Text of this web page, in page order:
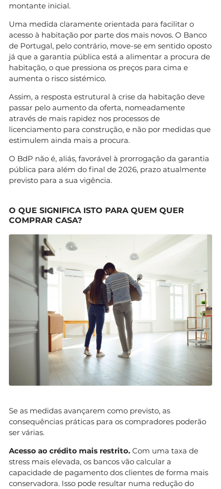
montante inicial.
Uma medida claramente orientada para facilitar o
acesso à habitação por parte dos mais novos. O Banco
de Portugal, pelo contrário, move-se em sentido oposto
já que a garantia pública está a alimentar a procura de
habitação, o que pressiona os preços para cima e
aumenta o risco sistémico.
Assim, a resposta estrutural à crise da habitação deve
passar pelo aumento da oferta, nomeadamente
através de mais rapidez nos processos de
licenciamento para construção, e não por medidas que
estimulem ainda mais a procura.
O BdP não é, aliás, favorável à prorrogação da garantia
pública para além do final de 2026, prazo atualmente
previsto para a sua vigência.
O QUE SIGNIFICA ISTO PARA QUEM QUER
COMPRAR CASA?
Se as medidas avançarem como previsto, as
consequências práticas para os compradores poderão
ser várias.
Acesso ao crédito mais restrito. Com uma taxa de
stress mais elevada, os bancos vão calcular a
capacidade de pagamento dos clientes de forma mais
conservadora. Isso pode resultar numa redução do